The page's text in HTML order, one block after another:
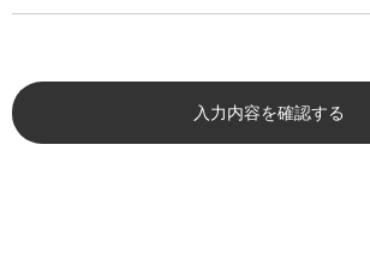
入力内容を確認する